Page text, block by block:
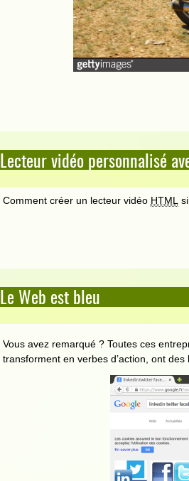
Lecteur vidéo personnalisé
Comment créer un lecteur vidéo HTML
Le Web est bleu
Vous avez remarqué ? Toutes ces
transforment en verbes d’action, ont